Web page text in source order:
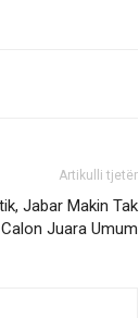
Artikulli tjetër
Jabar Makin Tak
Juara Umum